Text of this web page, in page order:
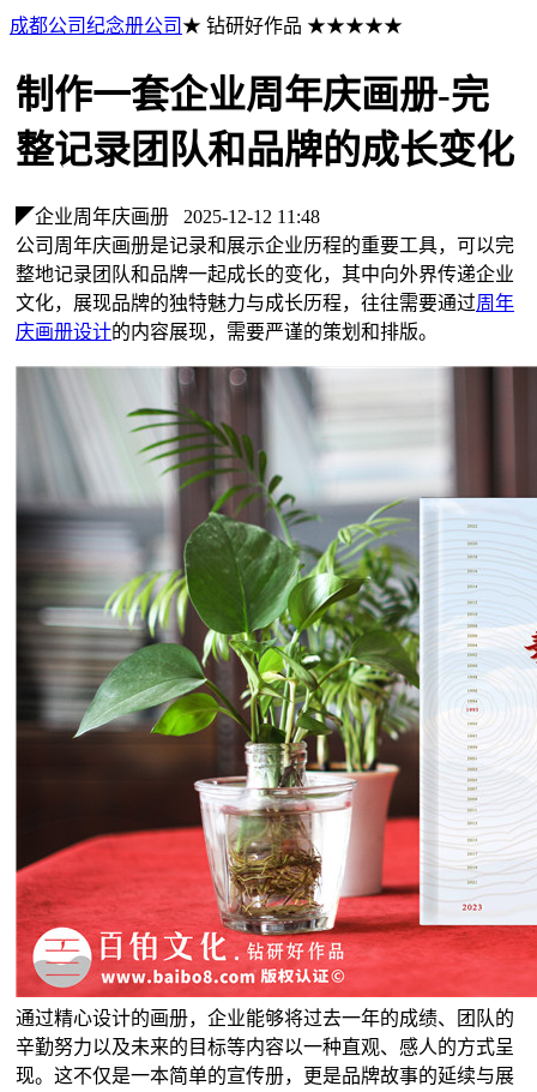
成都公司纪念册公司 ★ 钻研好作品 ★★★★★
制作一套企业周年庆画册-完
整记录团队和品牌的成长变化
◤企业周年庆画册
2025-12-12 11:48
公司周年庆画册是记录和展示企业历程的重要工具，可以完
整地记录团队和品牌一起成长的变化，其中向外界传递企业
文化，展现品牌的独特魅力与成长历程，往往需要通过周年
庆画册设计的内容展现，需要严谨的策划和排版。
通过精心设计的画册，企业能够将过去一年的成绩、团队的
辛勤努力以及未来的目标等内容以一种直观、感人的方式呈
现。这不仅是一本简单的宣传册，更是品牌故事的延续与展